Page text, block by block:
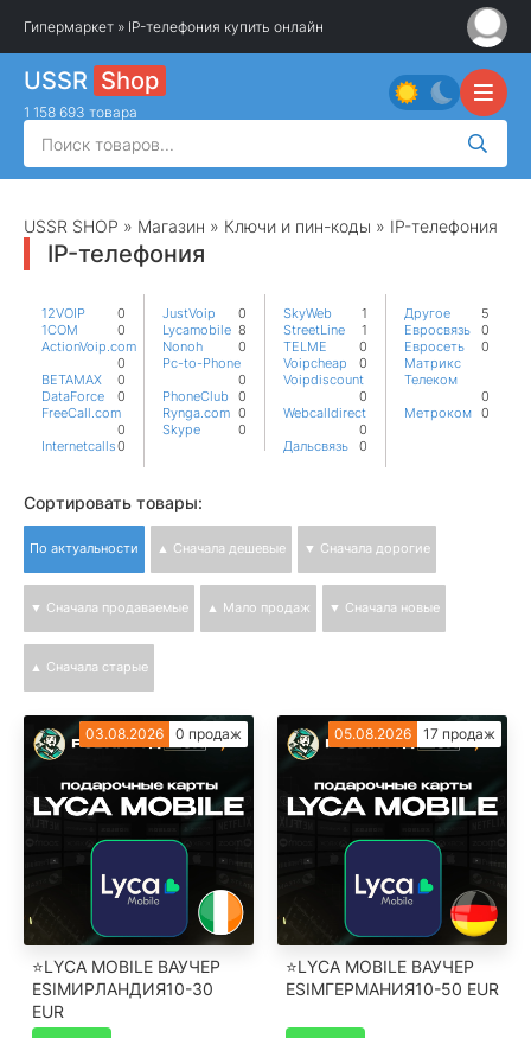
Гипермаркет » IP-телефония купить онлайн
USSR Shop
1 158 693 товара
USSR SHOP » Магазин » Ключи и пин-коды » IP-телефония
IP-телефония
12VOIP
0
1COM
0
ActionVoip.com
0
BETAMAX
0
DataForce
0
FreeCall.com
0
Internetcalls0
JustVoip
0
Lycamobile 8
Nonoh
0
Pc-to-Phone
0
PhoneClub
0
Rynga.com 0
Skype
0
SkyWeb
1
StreetLine
1
TELME
0
Voipcheap
0
Voipdiscount
0
Webcalldirect
0
Дальсвязь
0
Другое
5
Евросвязь
0
Евросеть
0
Матрикс
Телеком
0
Метроком
0
Сортировать товары:
По актуальности ▲ Сначала дешевые ▼ Сначала дорогие
▼ Сначала продаваемые ▲ Мало продаж ▼ Сначала новые
▲ Сначала старые
03.08.2026 0 продаж
⭐LYCA MOBILE ВАУЧЕР
ESIM️ИРЛАНДИЯ️10-30
EUR
05.08.2026 17 продаж
⭐LYCA MOBILE ВАУЧЕР
ESIM️ГЕРМАНИЯ️10-50 EUR